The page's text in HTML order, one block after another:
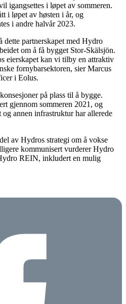
igangsettes i løpet av sommeren.
i løpet av høsten i år, og
i andre halvår 2023.
partnerskapet med Hydro
om å få bygget Stor-Skälsjön.
eierskapet kan vi tilby en attraktiv
fornybarsektoren, sier Marcus
i Eolus.
på plass til å bygge.
gjennom sommeren 2021, og
annen infrastruktur har allerede
av Hydros strategi om å vokse
kommunisert vurderer Hydro
REIN, inkludert en mulig